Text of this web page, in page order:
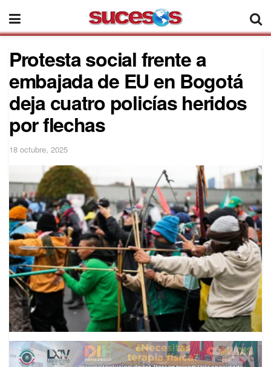
Protesta social frente a
embajada de EU en Bogotá
deja cuatro policías heridos
por flechas
18 octubre, 2025